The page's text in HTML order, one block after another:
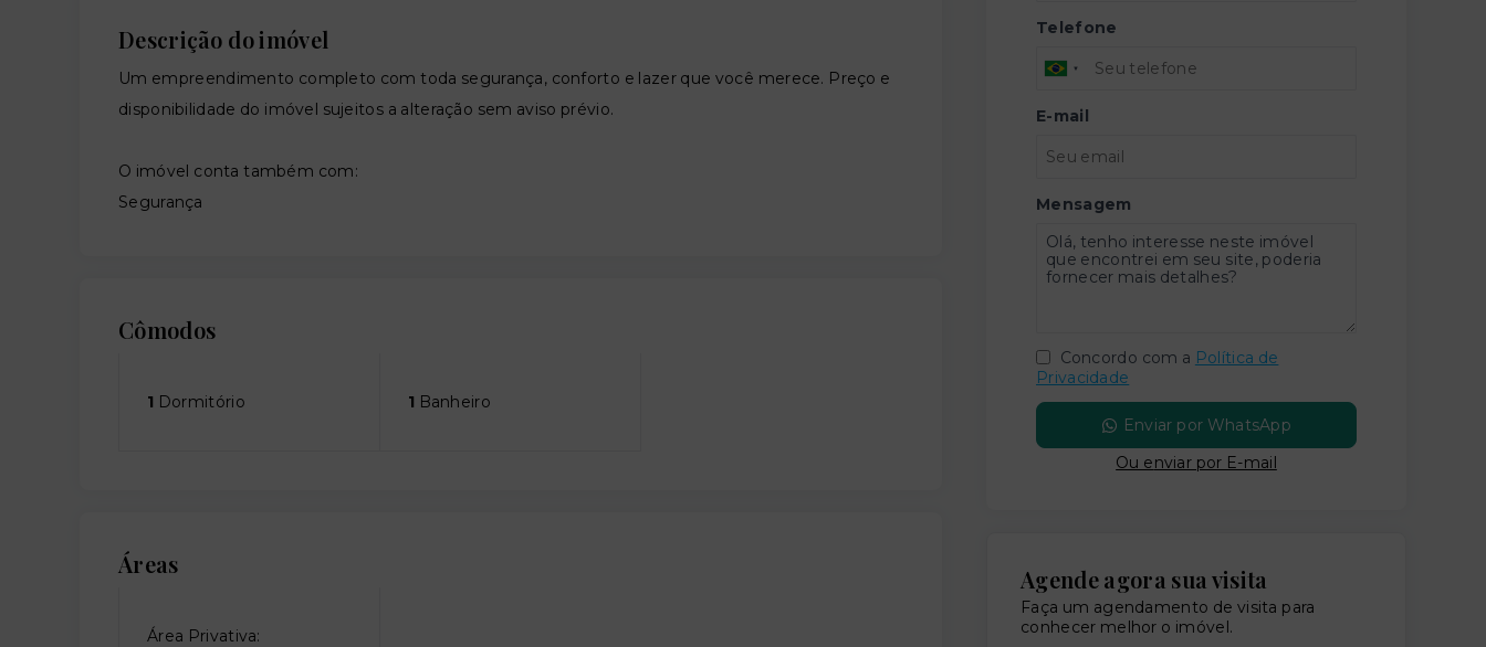
Descrição do imóvel
Um empreendimento completo com toda segurança, conforto e lazer que você merece. Preço e
disponibilidade do imóvel sujeitos a alteração sem aviso prévio.
O imóvel conta também com:
Segurança
Cômodos
1 Dormitório 1 Banheiro
Áreas
Área Privativa:
Telefone
E-mail
Mensagem
Concordo com a Política de
Privacidade
Enviar por WhatsApp
Ou enviar por E-mail
Agende agora sua visita
Faça um agendamento de visita para
conhecer melhor o imóvel.